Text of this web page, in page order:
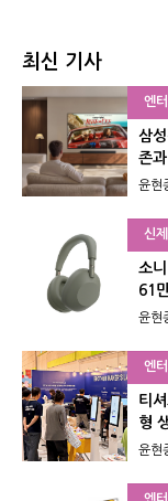
최신 기사
엔
삼
존
윤현
신
소
61
윤현
엔
티
형
윤현